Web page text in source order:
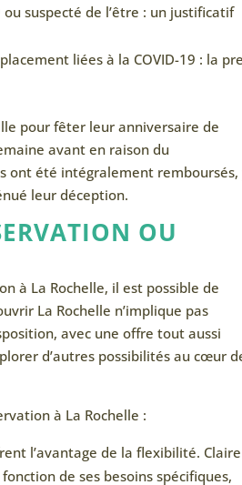
suspecté de l’être : un justificatif
liées à la COVID-19 : la
pour fêter leur anniversaire de
avant en raison du
ont été intégralement remboursés,
leur déception.
OU
à La Rochelle, il est possible de
La Rochelle n’implique pas
avec une offre tout aussi
d’autres possibilités au cœur
à La Rochelle :
l’avantage de la flexibilité. Claire
de ses besoins spécifiques,